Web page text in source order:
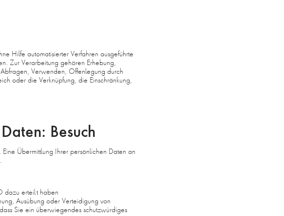
Hilfe automatisierter Verfahren ausgeführte
Zur Verarbeitung gehören Erhebung,
Verwenden, Offenlegung durch
oder die Verknüpfung, die Einschränkung,
Besuch
Übermittlung Ihrer persönlichen Daten an
dazu erteilt haben
Ausübung oder Verteidigung von
Sie ein überwiegendes schutzwürdiges